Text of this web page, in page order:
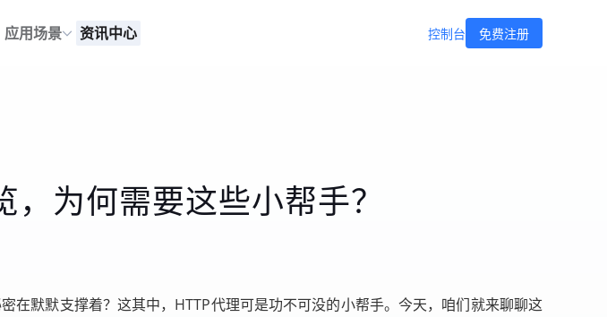
应用场景 资讯中心 控制台 免费注册
为何需要这些小帮手？
默默支撑着？这其中，HTTP代理可是功不可没的小帮手。今天，咱们就来聊聊这